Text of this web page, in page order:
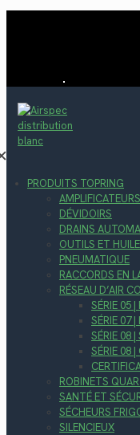
PRODUITS TOPRING
DÉVIDOIRS
DRAINS
OUTILS ET HUILE
PNEUMATIQUE
RACCORDS EN
RÉSEAU D’AIR
SÉRIE 05 |
SÉRIE 07 |
SÉRIE 08
SÉRIE 08
ROBINETS
SANTÉ ET
SÉCHEURS
SILENCIEUX